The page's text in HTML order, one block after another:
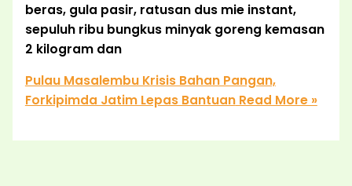
beras, gula pasir, ratusan dus mie instant,
sepuluh ribu bungkus minyak goreng kemasan
2 kilogram dan
Pulau Masalembu Krisis Bahan Pangan,
Forkipimda Jatim Lepas BantuanRead More »